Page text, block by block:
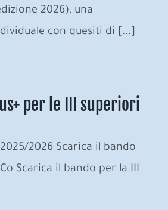
2026), una
con quesiti di [...]
per le III superiori
2026 Scarica il bando
Scarica il bando per la III